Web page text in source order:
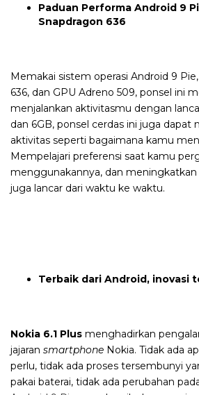
Paduan Performa Android 9
Snapdragon 636
Memakai sistem operasi Android 9
636, dan GPU Adreno 509, ponsel ini
menjalankan aktivitasmu dengan
dan 6GB, ponsel cerdas ini juga dapat
aktivitas seperti bagaimana kamu
Mempelajari preferensi saat kamu
menggunakannya, dan
juga lancar dari waktu ke waktu.
Terbaik dari Android, inovasi
Nokia 6.1 Plus menghadirkan
jajaran smartphone Nokia. Tidak ada
perlu, tidak ada proses tersembunyi
pakai baterai, tidak ada perubahan